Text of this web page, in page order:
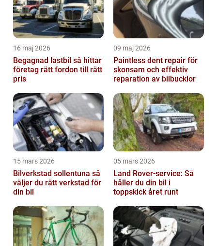
16 maj 2026
Begagnad lastbil så hittar
företag rätt fordon till rätt
pris
09 maj 2026
Paintless dent repair för
skonsam och effektiv
reparation av bilbucklor
15 mars 2026
Bilverkstad sollentuna så
väljer du rätt verkstad för
din bil
05 mars 2026
Land Rover-service: Så
håller du din bil i
toppskick året runt